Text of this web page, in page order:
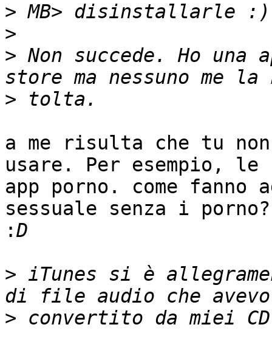
>
>
> Non succede. Ho
>
a me risulta che tu
usare. Per esempio, le
app porno. come fanno
sessuale senza i porno?
:
> iTunes si è
>